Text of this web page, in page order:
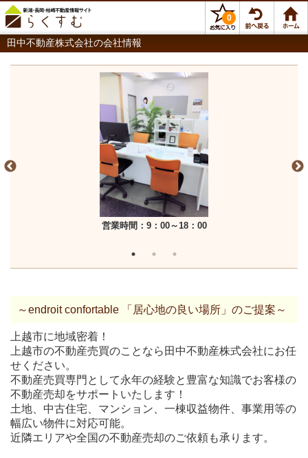
0
田中不動産株式会社の会社情報
営業時間：9：00～18：00
～endroit confortable 「居心地の良い場所」のご提案～
上越市に地域密着！
上越市の不動産売買のことなら田中不動産株式会社にお任
せください。
不動産売買専門として永年の経験と豊富な知識でお客様の
不動産売却をサポートいたします！
土地、中古住宅、マンション、一棟収益物件、事業用等の
幅広い物件に対応可能。
近隣エリアや全国の不動産売却のご依頼も承ります。